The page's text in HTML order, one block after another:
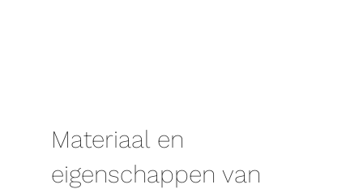
Materiaal en
eigenschappen van